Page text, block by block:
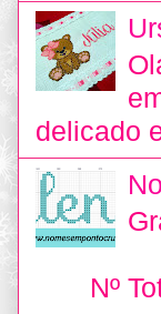
delicado
Nº